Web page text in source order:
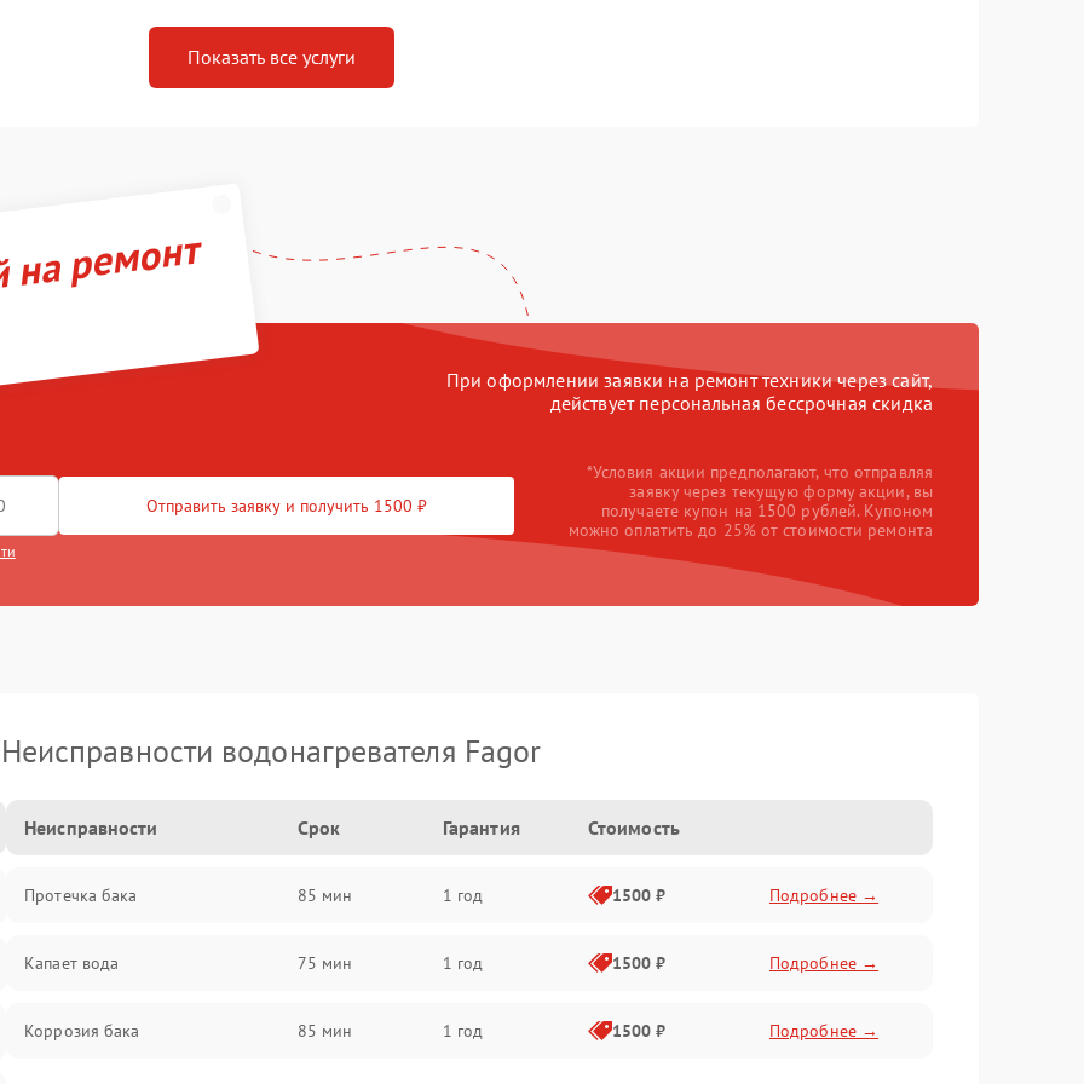
Показать все услуги
ремонт
При оформлении заявки на ремонт техники через сайт,
действует персональная бессрочная скидка
Отправить заявку и получить 1500 ₽
*Условия акции предполагают, что отправляя
заявку через текущую форму акции, вы
получаете купон на 1500 рублей. Купоном
можно оплатить до 25% от стоимости ремонта
Неисправности водонагревателя Fagor
Неисправности Срок Гарантия Стоимость
Протечка бака 85 мин 1 год 1500 ₽ Подробнее →
Капает вода 75 мин 1 год 1500 ₽ Подробнее →
Коррозия бака 85 мин 1 год 1500 ₽ Подробнее →